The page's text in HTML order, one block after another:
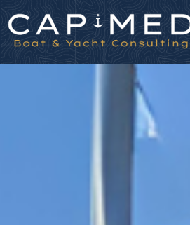
Panneau de gestion des cookies